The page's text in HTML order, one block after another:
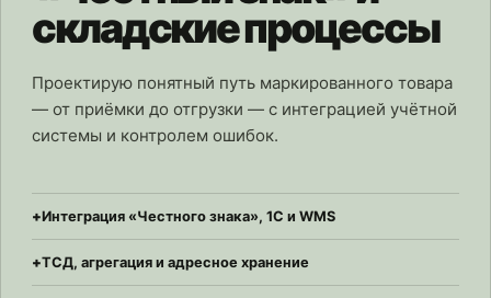
складские процессы
Проектирую понятный путь маркированного товара
— от приёмки до отгрузки — с интеграцией учётной
системы и контролем ошибок.
Интеграция «Честного знака», 1С и WMS
ТСД, агрегация и адресное хранение